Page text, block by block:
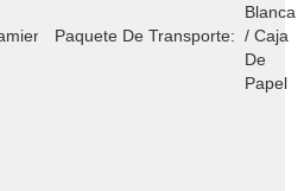
-65°C
Paquete De Transporte:
Blanca
/ Caja
De
Papel